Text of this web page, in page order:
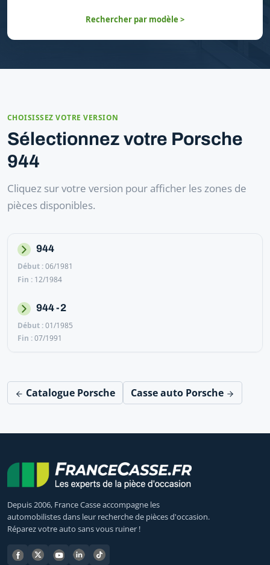
Rechercher par modèle >
CHOISISSEZ VOTRE VERSION
Sélectionnez votre Porsche
944
Cliquez sur votre version pour afficher les zones de
pièces disponibles.
944
06/1981
12/1984
944 -2
01/1985
07/1991
Catalogue Porsche Casse auto Porsche
Depuis 2006, France Casse accompagne les
automobilistes dans leur recherche de pièces d'occasion.
Réparez votre auto sans vous ruiner !